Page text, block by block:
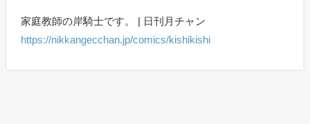
家庭教師の岸騎士です。 | 日刊月チャン
https://nikkangecchan.jp/comics/kishikishi